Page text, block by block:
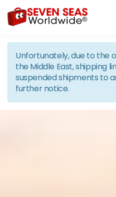
Skip to the
Unfortunately, due to the
the Middle East, shipping
suspended shipments to
further notice.